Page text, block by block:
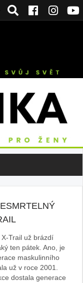
Trail už brázdí
ten pátek. Ano, je
maskulinního
už v roce 2001.
dostala generace